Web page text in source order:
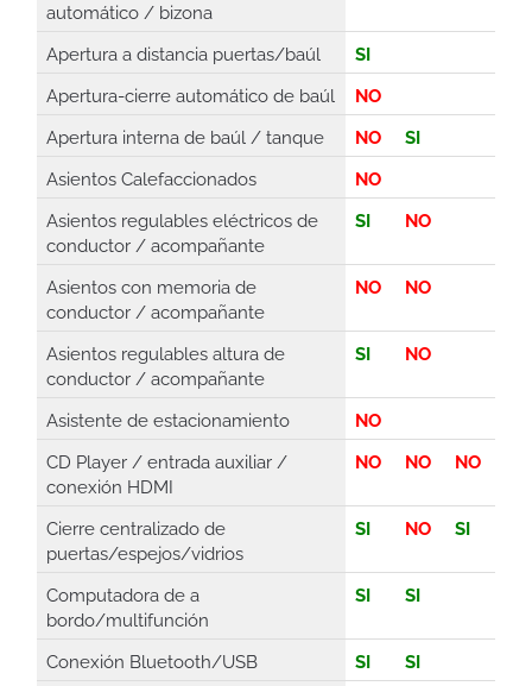
automático / bizona
Apertura a distancia puertas/baúl
SI
Apertura-cierre automático de baúl
NO
Apertura interna de baúl / tanque
NO
SI
Asientos Calefaccionados
NO
Asientos regulables eléctricos de
conductor / acompañante
SI NO
Asientos con memoria de
conductor / acompañante
NO NO
Asientos regulables altura de
conductor / acompañante
SI NO
Asistente de estacionamiento
NO
CD Player / entrada auxiliar /
conexión HDMI
NO NO NO
Cierre centralizado de
puertas/espejos/vidrios
SI NO SI
Computadora de a
bordo/multifunción
SI SI
Conexión Bluetooth/USB SI
SI